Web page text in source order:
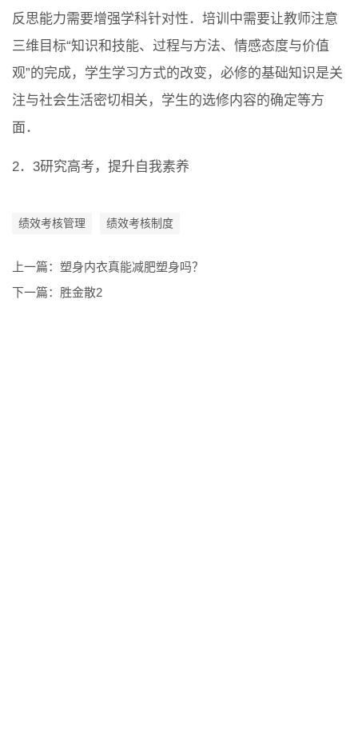
反思能力需要增强学科针对性．培训中需要让教师注意
三维目标“知识和技能、过程与方法、情感态度与价值
观”的完成，学生学习方式的改变，必修的基础知识是关
注与社会生活密切相关，学生的选修内容的确定等方
面．
2．3研究高考，提升自我素养
绩效考核管理 绩效考核制度
上一篇： 塑身内衣真能减肥塑身吗？
下一篇： 胜金散2